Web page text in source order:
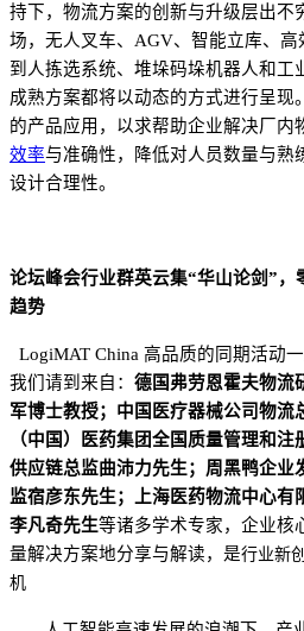
持下，物流方案的创新与升级层出不
场， 无人叉车、AGV、智能立库、
到人拣选系统、堆垛码垛机器人和工
成熟方案都将以动态的方式进行呈现。
的产品应用， 以求帮助企业解决厂内
效率与准确性，降低对人员数量与熟
设计合理性。
论坛峰会行业群英云集“华山论剑”，
趋势
LogiMAT China 高品质的同期活动
我们请到来自： 德国弗劳恩霍夫物流
军博士教授； 中国医疗器械公司物流
（中国）医药集团全国质量管理和注
供应链总监曲沛力先生； 周黑鸭企业
监宿彦东先生；上海医药物流中心有
李凡奇先生等诸多学术专家，企业核
量解决方案地分享与解读，是行业新
机